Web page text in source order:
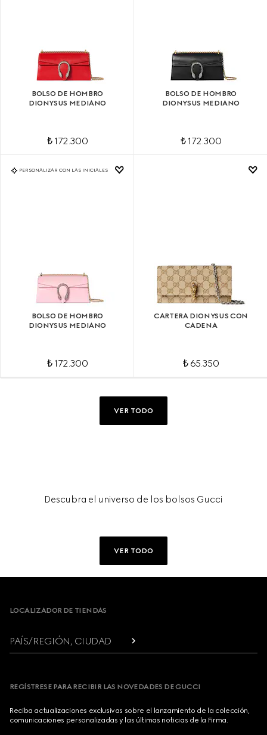
BOLSO DE HOMBRO
DIONYSUS MEDIANO
₺ 172.300
BOLSO DE HOMBRO
DIONYSUS MEDIANO
₺ 172.300
PERSONALIZAR CON LAS INICIALES
BOLSO DE HOMBRO
DIONYSUS MEDIANO
₺ 172.300
CARTERA DIONYSUS CON
CADENA
₺ 65.350
VER TODO
Descubra el universo de los bolsos Gucci
VER TODO
Footer
LOCALIZADOR DE TIENDAS
PAÍS/REGIÓN, CIUDAD
REGÍSTRESE PARA RECIBIR LAS NOVEDADES DE GUCCI
Reciba actualizaciones exclusivas sobre el lanzamiento de la colección,
comunicaciones personalizadas y las últimas noticias de la Firma.